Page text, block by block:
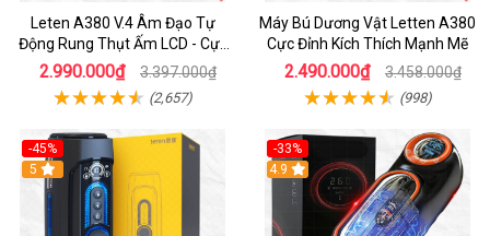
Leten A380 V.4 Âm Đạo Tự
Động Rung Thụt Ấm LCD - Cực
Phê
2.990.000₫ 3.397.000₫
(2,657)
Máy Bú Dương Vật Letten A380
Cực Đỉnh Kích Thích Mạnh Mẽ
2.490.000₫ 3.458.000₫
(998)
-45%
Hot
5
-33%
Hot
4.9